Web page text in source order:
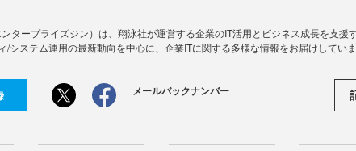
ンタープライズジン）は、翔泳社が運営する企業のIT活用とビジネス成長を支
/システム運用の最新動向を中心に、企業ITに関する多様な情報をお届けしていま
メールバックナンバー